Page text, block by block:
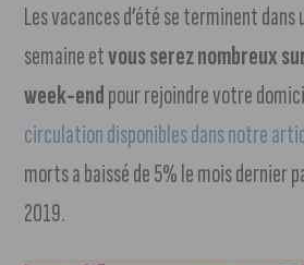
Les vacances d’été se terminent dans
semaine etvous serez nombreux
week-endpour rejoindre votre
circulation disponibles dans notre
morts a baissé de 5% le mois dernier
2019.